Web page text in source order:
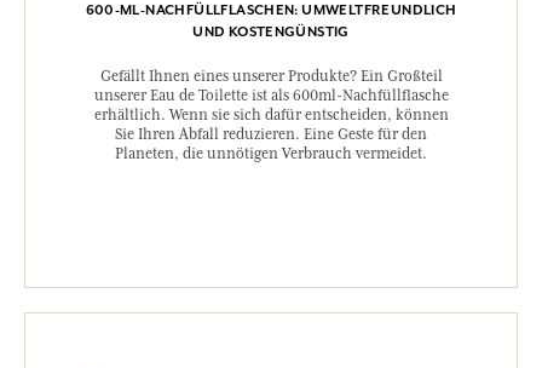
600-ML-NACHFÜLLFLASCHEN: UMWELTFREUNDLICH
UND KOSTENGÜNSTIG
Gefällt Ihnen eines unserer Produkte? Ein Großteil
unserer Eau de Toilette ist als 600ml-Nachfüllflasche
erhältlich. Wenn sie sich dafür entscheiden, können
Sie Ihren Abfall reduzieren. Eine Geste für den
Planeten, die unnötigen Verbrauch vermeidet.